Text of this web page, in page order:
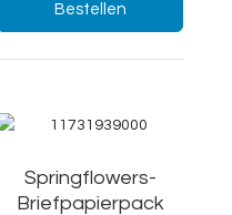
Bestellen
Springflowers-
Briefpapierpack